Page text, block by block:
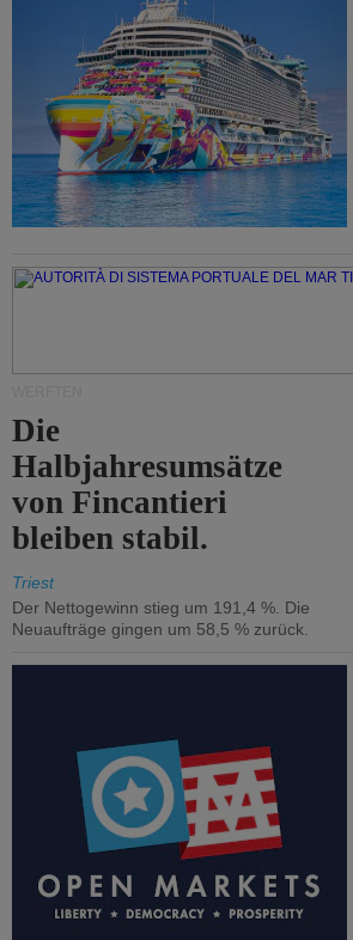
Die
Halbjahresumsätze
von Fincantieri
bleiben stabil.
Triest
Der Nettogewinn stieg um 191,4 %. Die
Neuaufträge gingen um 58,5 % zurück.